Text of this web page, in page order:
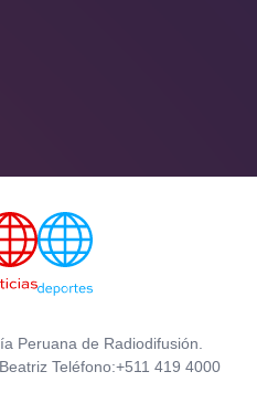
Peruana de Radiodifusión.
Teléfono:+511 419 4000